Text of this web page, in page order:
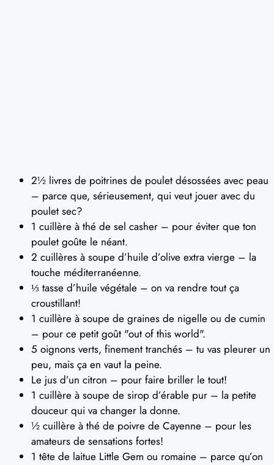
2½ livres de poitrines de poulet désossées avec peau
– parce que, sérieusement, qui veut jouer avec du
poulet sec?
1 cuillère à thé de sel casher – pour éviter que ton
poulet goûte le néant.
2 cuillères à soupe d’huile d’olive extra vierge – la
touche méditerranéenne.
⅓ tasse d’huile végétale – on va rendre tout ça
croustillant!
1 cuillère à soupe de graines de nigelle ou de cumin
– pour ce petit goût "out of this world".
5 oignons verts, finement tranchés – tu vas pleurer un
peu, mais ça en vaut la peine.
Le jus d’un citron – pour faire briller le tout!
1 cuillère à soupe de sirop d’érable pur – la petite
douceur qui va changer la donne.
½ cuillère à thé de poivre de Cayenne – pour les
amateurs de sensations fortes!
1 tête de laitue Little Gem ou romaine – parce qu’on